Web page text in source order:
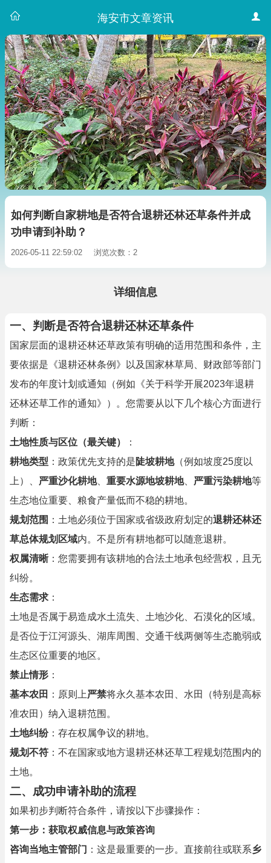
海安市文章资讯
如何判断自家耕地是否符合退耕还林还草条件并成
功申请到补助？
2026-05-11 22:59:02 浏览次数：2
详细信息
一、判断是否符合退耕还林还草条件
国家层面的退耕还林还草政策有明确的适用范围和条件，主
要依据是《退耕还林条例》以及国家林草局、财政部等部门
发布的年度计划或通知（例如《关于科学开展2023年退耕
还林还草工作的通知》）。您需要从以下几个核心方面进行
判断：
土地性质与区位（最关键）
：
耕地类型 ：政策优先支持的是陡坡耕地（例如坡度25度以
上）、 严重沙化耕地、 重要水源地坡耕地、 严重污染耕地等
生态地位重要、粮食产量低而不稳的耕地。
规划范围 ：土地必须位于国家或省级政府划定的退耕还林还
草总体规划区域内。不是所有耕地都可以随意退耕。
权属清晰：您需要拥有该耕地的合法土地承包经营权，且无
纠纷。
生态需求 ：
土地是否属于易造成水土流失、土地沙化、石漠化的区域。
是否位于江河源头、湖库周围、交通干线两侧等生态脆弱或
生态区位重要的地区。
禁止情形 ：
基本农田 ：原则上严禁将永久基本农田、水田（特别是高标
准农田）纳入退耕范围。
土地纠纷：存在权属争议的耕地。
规划不符 ：不在国家或地方退耕还林还草工程规划范围内的
土地。
二、成功申请补助的流程
如果初步判断符合条件，请按以下步骤操作：
第一步：获取权威信息与政策咨询
咨询当地主管部门 ：这是最重要的一步。直接前往或联系乡